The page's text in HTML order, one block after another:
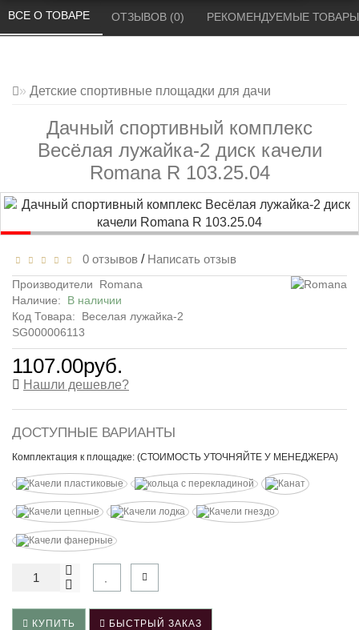
Детские спортивные площадки для дачи
Дачный спортивный комплекс
Весёлая лужайка-2 диск качели
Romana R 103.25.04
ВСЕ О ТОВАРЕ ОТЗЫВОВ (0) РЕКОМЕНДУЕМЫЕ
0 отзывов / Написать отзыв
Производители
Romana
Наличие: В наличии
Код Товара:
Веселая лужайка-2
SG000006113
1107.00руб.
Нашли дешевле?
ДОСТУПНЫЕ ВАРИАНТЫ
Комплектация к площадке: (СТОИМОСТЬ УТОЧНЯЙТЕ У МЕНЕДЖЕРА)
КУПИТЬ БЫСТРЫЙ ЗАКАЗ